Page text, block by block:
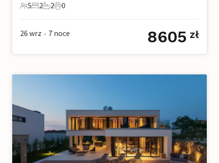
5 Goście
5
2 Sypialnie
2
2 Łazienki
2
0 Zwierzęta domowe
0
26 wrz • 7 noce 8605 zł